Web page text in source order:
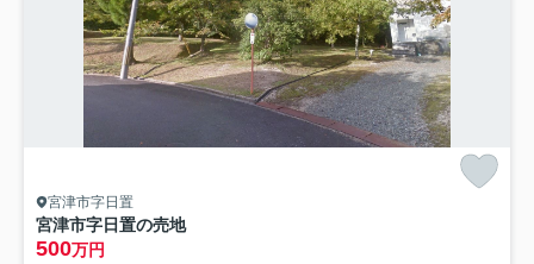
宮津市字日置
宮津市字日置の売地
500万円